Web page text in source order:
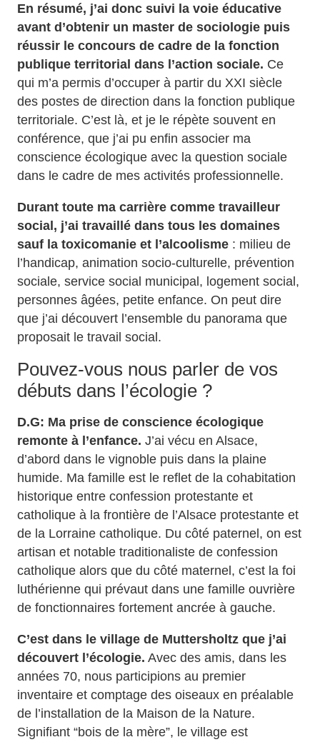
En résumé, j’ai donc suivi la voie éducative
avant d’obtenir un master de sociologie puis
réussir le concours de cadre de la fonction
publique territorial dans l’action sociale. Ce
qui m’a permis d’occuper à partir du XXI siècle
des postes de direction dans la fonction publique
territoriale. C’est là, et je le répète souvent en
conférence, que j’ai pu enfin associer ma
conscience écologique avec la question sociale
dans le cadre de mes activités professionnelle.
Durant toute ma carrière comme travailleur
social, j’ai travaillé dans tous les domaines
sauf la toxicomanie et l’alcoolisme : milieu de
l’handicap, animation socio-culturelle, prévention
sociale, service social municipal, logement social,
personnes âgées, petite enfance. On peut dire
que j’ai découvert l’ensemble du panorama que
proposait le travail social.
Pouvez-vous nous parler de vos
débuts dans l’écologie ?
D.G: Ma prise de conscience écologique
remonte à l’enfance. J’ai vécu en Alsace,
d’abord dans le vignoble puis dans la plaine
humide. Ma famille est le reflet de la cohabitation
historique entre confession protestante et
catholique à la frontière de l’Alsace protestante et
de la Lorraine catholique. Du côté paternel, on est
artisan et notable traditionaliste de confession
catholique alors que du côté maternel, c’est la foi
luthérienne qui prévaut dans une famille ouvrière
de fonctionnaires fortement ancrée à gauche.
C’est dans le village de Muttersholtz que j’ai
découvert l’écologie. Avec des amis, dans les
années 70, nous participions au premier
inventaire et comptage des oiseaux en préalable
de l’installation de la Maison de la Nature.
Signifiant “bois de la mère”, le village est